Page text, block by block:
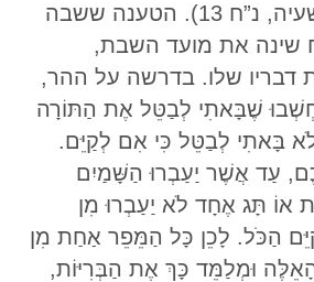
(מרקוס, ב’ 28; ישעיה, נ”ח 13). הטענה ששבה
שינה את מועד השבת,
דבריו שלו. בדרשה על ההר,
שֶׁבָּאתִי לְבַטֵּל אֶת הַתּוֹרָה
בָּאתִי לְבַטֵּל כִּי אִם לְקַיֵּם.
עַד אֲשֶׁר יַעַבְרוּ הַשָּׁמַיִם
אוֹ תָּג אֶחָד לֹא יַעַבְרוּ מִן
הַכֹּל. לָכֵן כָּל הַמֵּפֵר אַחַת מִן
וּמְלַמֵּד כָּךְ אֶת הַבְּרִיּוֹת,